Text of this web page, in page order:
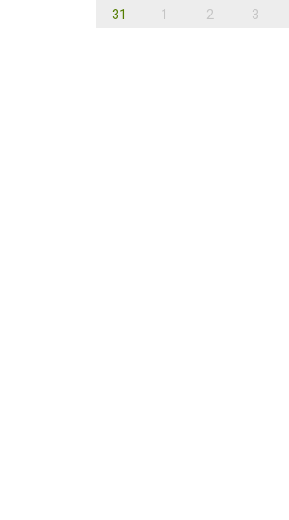
31
1 2 3